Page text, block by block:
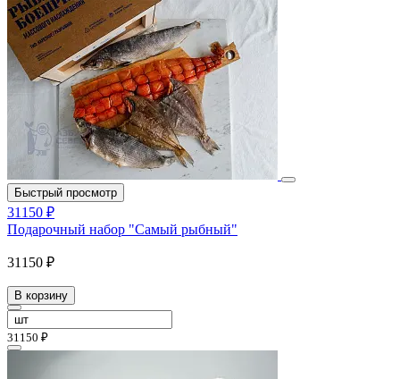
Быстрый просмотр
31150 ₽
Подарочный набор "Самый рыбный"
31150 ₽
В корзину
31150 ₽